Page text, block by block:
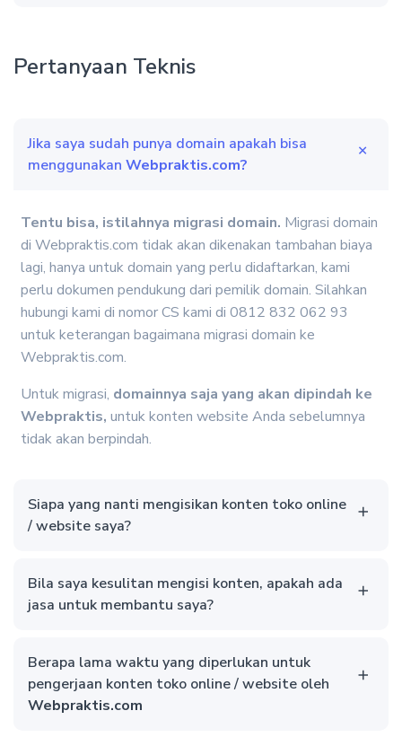
Pertanyaan Teknis
Jika saya sudah punya domain apakah bisa
menggunakan Webpraktis.com?
Tentu bisa, istilahnya migrasi domain. Migrasi domain
di Webpraktis.com tidak akan dikenakan tambahan biaya
lagi, hanya untuk domain yang perlu didaftarkan, kami
perlu dokumen pendukung dari pemilik domain. Silahkan
hubungi kami di nomor CS kami di 0812 832 062 93
untuk keterangan bagaimana migrasi domain ke
Webpraktis.com.
Untuk migrasi, domainnya saja yang akan dipindah ke
Webpraktis, untuk konten website Anda sebelumnya
tidak akan berpindah.
Siapa yang nanti mengisikan konten toko online
/ website saya?
Bila saya kesulitan mengisi konten, apakah ada
jasa untuk membantu saya?
Berapa lama waktu yang diperlukan untuk
pengerjaan konten toko online / website oleh
Webpraktis.com